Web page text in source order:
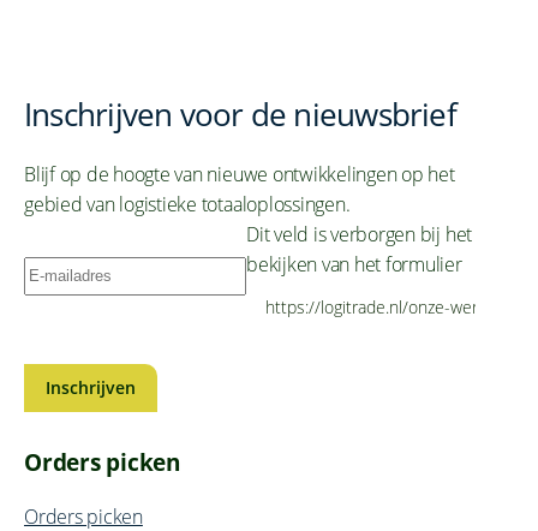
Inschrijven voor de nieuwsbrief
Blijf op de hoogte van nieuwe ontwikkelingen op het
gebied van logistieke totaaloplossingen.
Dit veld is verborgen bij het
bekijken van het formulier
Orders picken
Orders picken